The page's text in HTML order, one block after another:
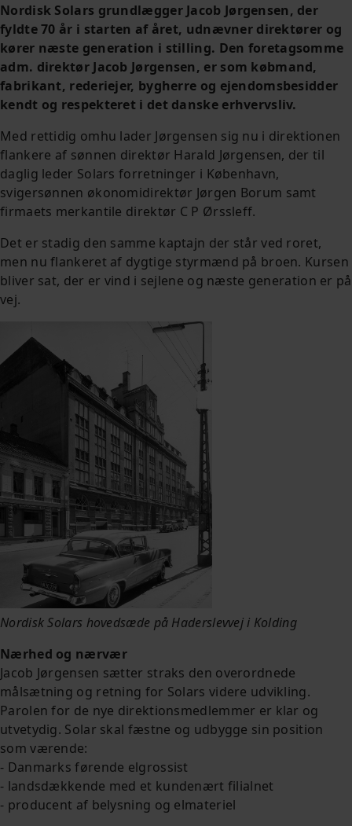
Nordisk Solars grundlægger Jacob Jørgensen, der
fyldte 70 år i starten af året, udnævner direktører og
kører næste generation i stilling. Den foretagsomme
adm. direktør Jacob Jørgensen, er som købmand,
fabrikant, rederiejer, bygherre og ejendomsbesidder
kendt og respekteret i det danske erhvervsliv.
Med rettidig omhu lader Jørgensen sig nu i direktionen
flankere af sønnen direktør Harald Jørgensen, der til
daglig leder Solars forretninger i København,
svigersønnen økonomidirektør Jørgen Borum samt
firmaets merkantile direktør C P Ørssleff.
Det er stadig den samme kaptajn der står ved roret,
men nu flankeret af dygtige styrmænd på broen. Kursen
bliver sat, der er vind i sejlene og næste generation er på
vej.
Nordisk Solars hovedsæde på Haderslevvej i Kolding
Nærhed og nærvær
Jacob Jørgensen sætter straks den overordnede
målsætning og retning for Solars videre udvikling.
Parolen for de nye direktionsmedlemmer er klar og
utvetydig. Solar skal fæstne og udbygge sin position
som værende:
- Danmarks førende elgrossist
- landsdækkende med et kundenært filialnet
- producent af belysning og elmateriel